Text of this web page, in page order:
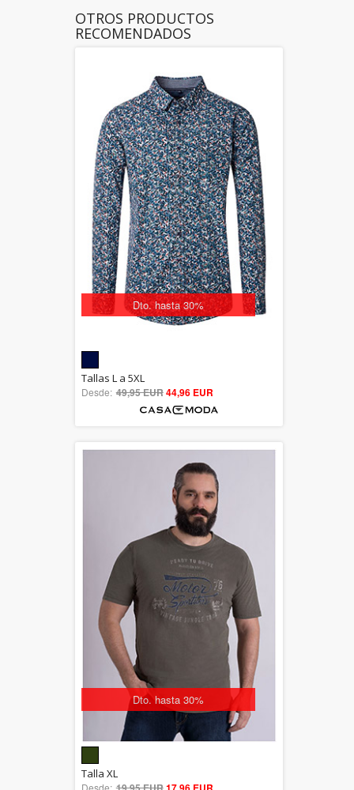
OTROS PRODUCTOS
RECOMENDADOS
Dto. hasta 30%
out of 5
Tallas L a 5XL
Desde: 49,95 EUR44,96 EUR
Dto. hasta 30%
Talla XL
Desde: